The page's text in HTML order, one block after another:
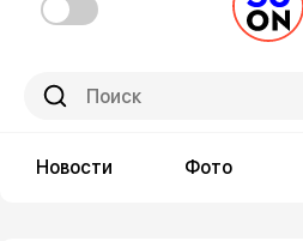
Новости Фото